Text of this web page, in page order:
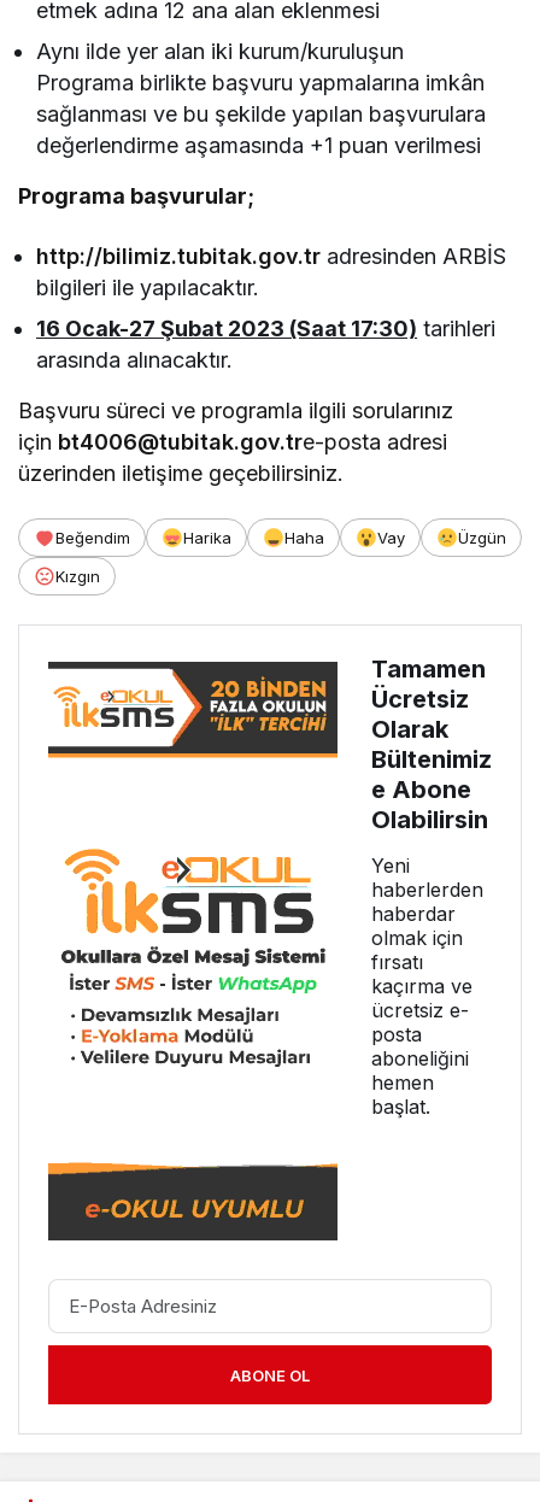
etmek adına 12 ana alan eklenmesi
Aynı ilde yer alan iki kurum/kuruluşun
Programa birlikte başvuru yapmalarına imkân
sağlanması ve bu şekilde yapılan başvurulara
değerlendirme aşamasında +1 puan verilmesi
Programa başvurular;
http://bilimiz.tubitak.gov.tr adresinden ARBİS
bilgileri ile yapılacaktır.
16 Ocak-27 Şubat 2023 (Saat 17:30) tarihleri
arasında alınacaktır.
Başvuru süreci ve programla ilgili sorularınız
için bt4006@tubitak.gov.tre-posta adresi
üzerinden iletişime geçebilirsiniz.
Beğendim Harika Haha Vay
Üzgün
Kızgın
Tamamen
Ücretsiz
Olarak
Bültenimiz
e Abone
Olabilirsin
Yeni
haberlerden
haberdar
olmak için
fırsatı
kaçırma ve
ücretsiz e-
posta
aboneliğini
hemen
başlat.
ABONE OL